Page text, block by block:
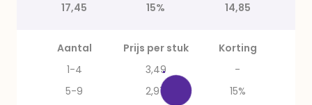
17,45
15% 14,85
Aantal Prijs per stuk
Korting
1-4
3,49
-
5-9
2,97
15%